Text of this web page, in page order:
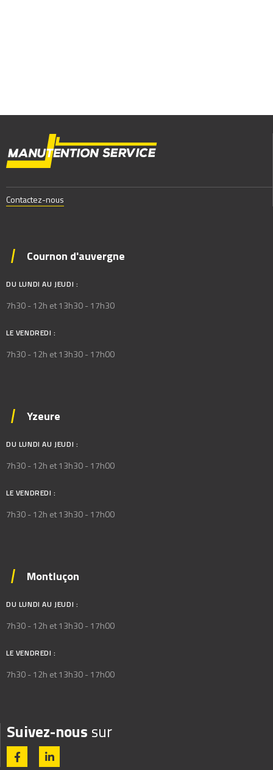
Contactez-nous
Cournon d'auvergne
DU LUNDI AU JEUDI :
7h30 - 12h et 13h30 - 17h30
LE VENDREDI :
7h30 - 12h et 13h30 - 17h00
Yzeure
DU LUNDI AU JEUDI :
7h30 - 12h et 13h30 - 17h00
LE VENDREDI :
7h30 - 12h et 13h30 - 17h00
Montluçon
DU LUNDI AU JEUDI :
7h30 - 12h et 13h30 - 17h00
LE VENDREDI :
7h30 - 12h et 13h30 - 17h00
Suivez-nous sur